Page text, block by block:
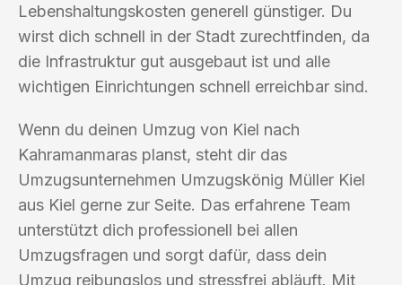
Lebenshaltungskosten generell günstiger. Du
wirst dich schnell in der Stadt zurechtfinden, da
die Infrastruktur gut ausgebaut ist und alle
wichtigen Einrichtungen schnell erreichbar sind.
Wenn du deinen Umzug von Kiel nach
Kahramanmaras planst, steht dir das
Umzugsunternehmen Umzugskönig Müller Kiel
aus Kiel gerne zur Seite. Das erfahrene Team
unterstützt dich professionell bei allen
Umzugsfragen und sorgt dafür, dass dein
Umzug reibungslos und stressfrei abläuft. Mit